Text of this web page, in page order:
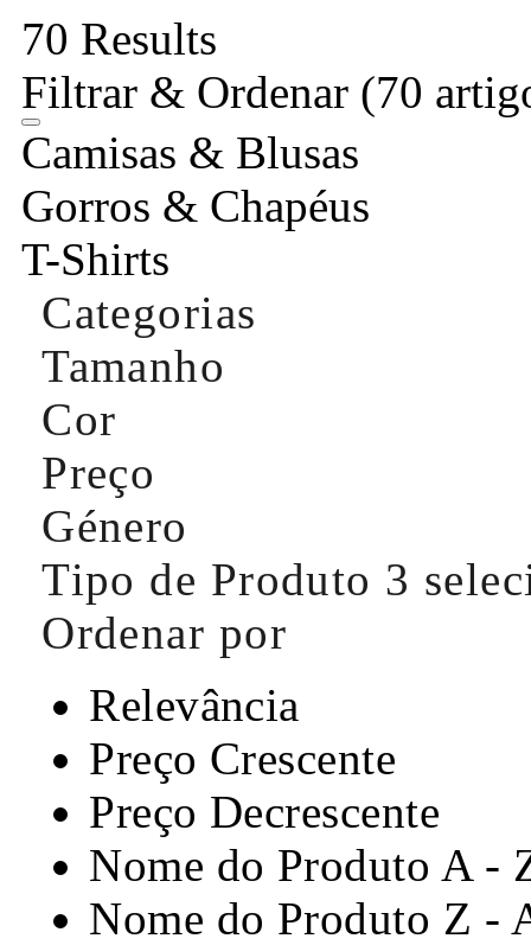
70 Results
Filtrar & Ordenar (70
Camisas & Blusas
Gorros & Chapéus
T-Shirts
Categorias
Tamanho
Cor
Preço
Género
Tipo de Produto 3
Ordenar por
Relevância
Preço Crescente
Preço Decrescente
Nome do Produto A -
Nome do Produto Z -